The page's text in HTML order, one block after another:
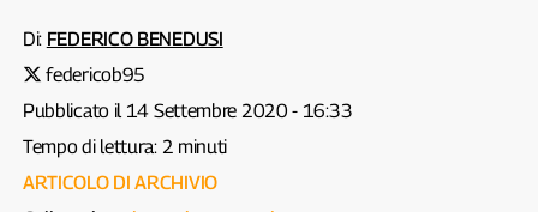
Di: FEDERICO BENEDUSI
federicob95
Pubblicato il 14 Settembre 2020 - 16:33
Tempo di lettura: 2 minuti
ARTICOLO DI ARCHIVIO